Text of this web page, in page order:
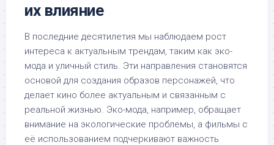
их влияние
В последние десятилетия мы наблюдаем рост
интереса к актуальным трендам, таким как эко-
мода и уличный стиль. Эти направления становятся
основой для создания образов персонажей, что
делает кино более актуальным и связанным с
реальной жизнью. Эко-мода, например, обращает
внимание на экологические проблемы, а фильмы с
её использованием подчеркивают важность